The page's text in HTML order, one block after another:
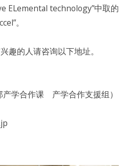
ELemental technology”中取的
。
趣的人请咨询以下地址。
产学合作课 产学合作支援组）